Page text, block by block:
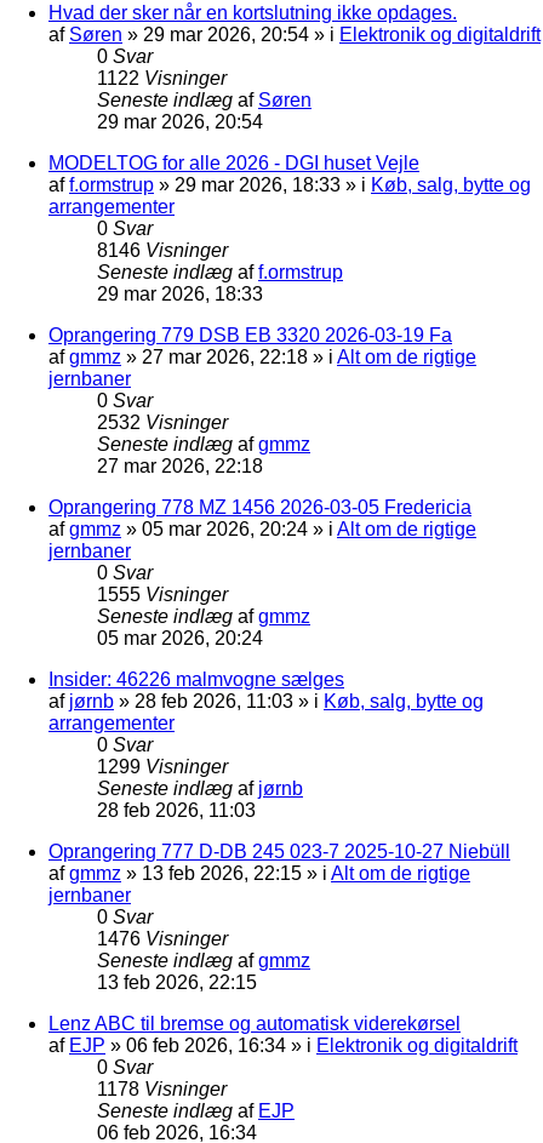
Hvad der sker når en kortslutning ikke opdages.
af Søren » 29 mar 2026, 20:54 » i Elektronik og digitaldrift
0 Svar
1122 Visninger
Seneste indlæg af Søren
29 mar 2026, 20:54
MODELTOG for alle 2026 - DGI huset Vejle
aff.ormstrup » 29 mar 2026, 18:33 » i Køb, salg, bytte og
arrangementer
0 Svar
8146 Visninger
Seneste indlæg aff.ormstrup
29 mar 2026, 18:33
Oprangering 779 DSB EB 3320 2026-03-19 Fa
afgmmz » 27 mar 2026, 22:18 » i Alt om de rigtige
jernbaner
0 Svar
2532 Visninger
Seneste indlæg afgmmz
27 mar 2026, 22:18
Oprangering 778 MZ 1456 2026-03-05 Fredericia
afgmmz » 05 mar 2026, 20:24 » i Alt om de rigtige
jernbaner
0 Svar
1555 Visninger
Seneste indlæg afgmmz
05 mar 2026, 20:24
Insider: 46226 malmvogne sælges
af jørnb » 28 feb 2026, 11:03 » i Køb, salg, bytte og
arrangementer
0 Svar
1299 Visninger
Seneste indlæg af jørnb
28 feb 2026, 11:03
Oprangering 777 D-DB 245 023-7 2025-10-27 Niebüll
afgmmz » 13 feb 2026, 22:15 » i Alt om de rigtige
jernbaner
0 Svar
1476 Visninger
Seneste indlæg afgmmz
13 feb 2026, 22:15
Lenz ABC til bremse og automatisk viderekørsel
af EJP » 06 feb 2026, 16:34 » i Elektronik og digitaldrift
0 Svar
1178 Visninger
Seneste indlæg af EJP
06 feb 2026, 16:34